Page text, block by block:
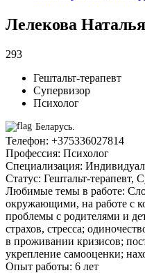
Лелекова
293
Гештальт-терапевт
Супервизор
Психолог
Беларусь.
Телефон: +375336027814
Профессия: Психолог
Специализация:
Статус: Гештальт-терапевт,
Любимые темы в работе:
окружающими, на работе с
проблемы с родителями и
страхов, стресса;
в проживании кризисов;
укрепление самооценки;
Опыт работы: 6 лет